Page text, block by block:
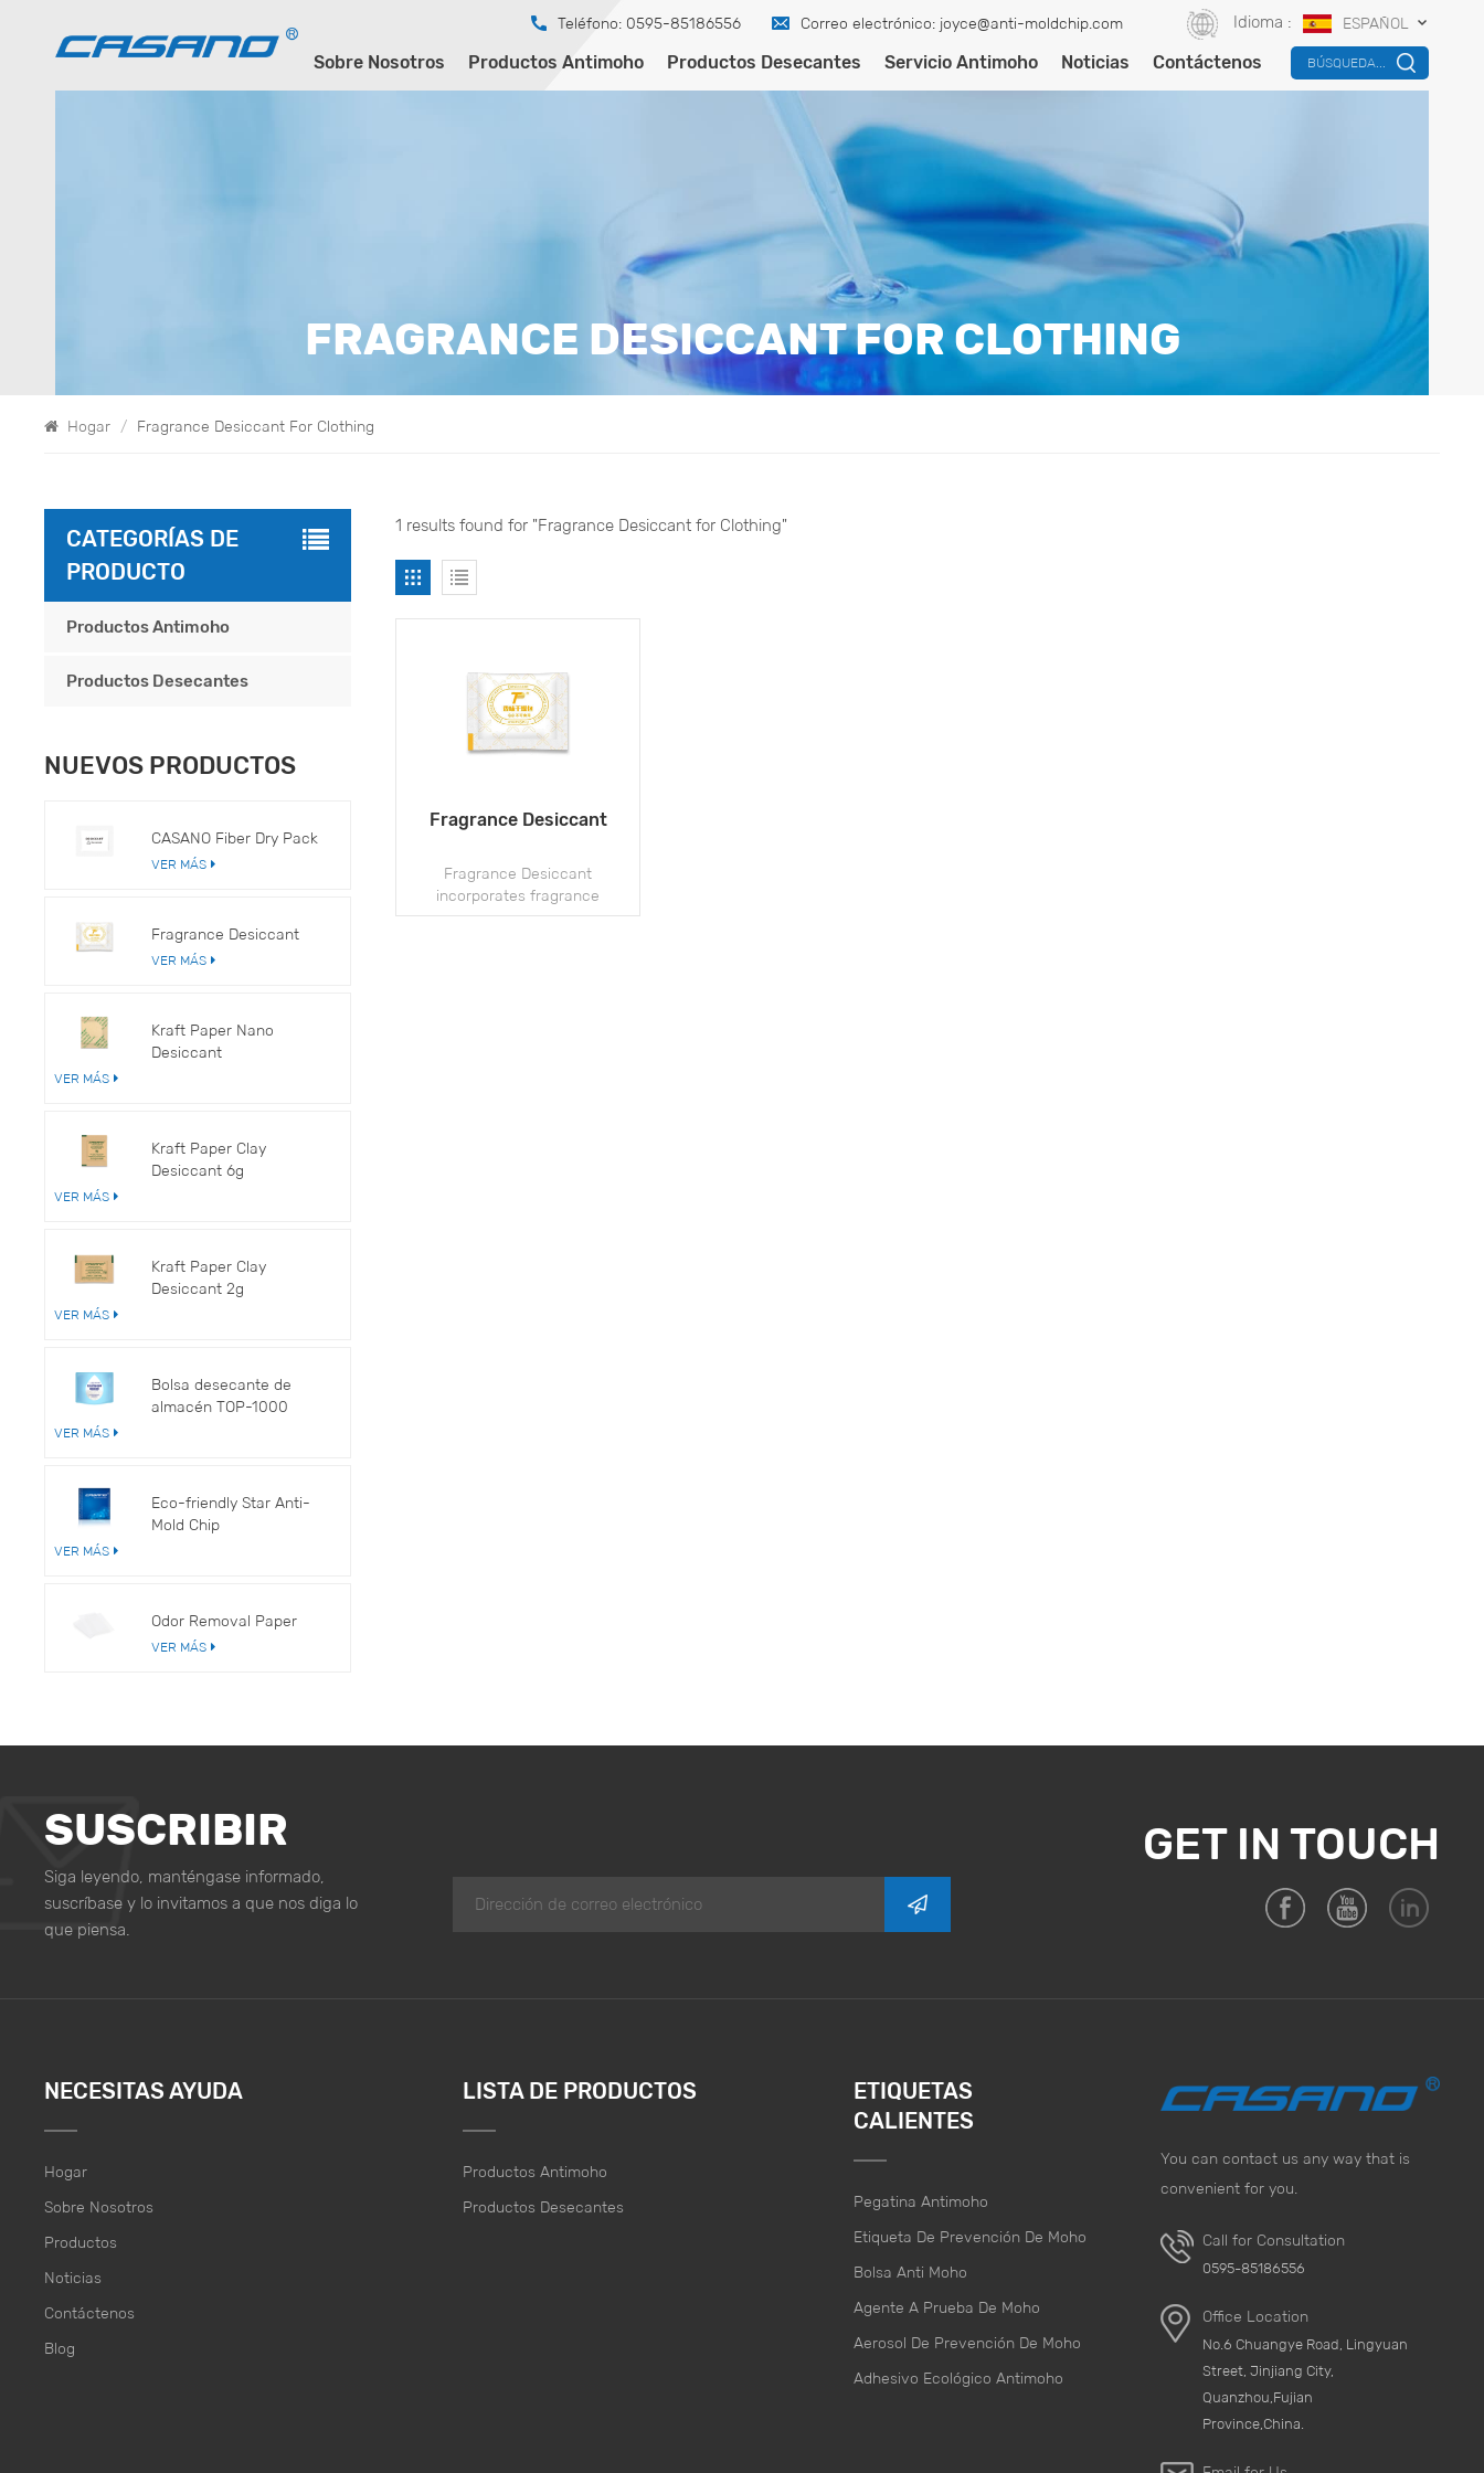
Teléfono: 0595-85186556 Correo electrónico: joyce@anti-moldchip.com Idioma : ESPAÑOL
Sobre Nosotros Productos Antimoho Productos Desecantes Servicio Antimoho Noticias Contáctenos BÚSQUEDA...
FRAGRANCE DESICCANT FOR CLOTHING
Hogar / Fragrance Desiccant For Clothing
1 results found for "Fragrance Desiccant for Clothing"
Fragrance Desiccant
Fragrance Desiccant
incorporates fragrance
components into highly active
CATEGORÍAS DE
PRODUCTO
Productos Antimoho
Productos Desecantes
NUEVOS PRODUCTOS
CASANO Fiber Dry Pack
VER MÁS
Fragrance Desiccant
VER MÁS
Kraft Paper Nano
Desiccant
VER MÁS
Kraft Paper Clay
Desiccant 6g
VER MÁS
Kraft Paper Clay
Desiccant 2g
VER MÁS
Bolsa desecante de
almacén TOP-1000
VER MÁS
Eco-friendly Star Anti-
Mold Chip
VER MÁS
Odor Removal Paper
VER MÁS
SUSCRIBIR
Siga leyendo, manténgase informado,
suscríbase y lo invitamos a que nos diga lo
que piensa.
GET IN TOUCH
NECESITAS AYUDA
Hogar
Sobre Nosotros
Productos
Noticias
Contáctenos
Blog
LISTA DE PRODUCTOS
Productos Antimoho
Productos Desecantes
ETIQUETAS
CALIENTES
Pegatina Antimoho
Etiqueta De Prevención De Moho
Bolsa Anti Moho
Agente A Prueba De Moho
Aerosol De Prevención De Moho
Adhesivo Ecológico Antimoho
You can contact us any way that is
convenient for you.
Call for Consultation
0595-85186556
Office Location
No.6 Chuangye Road, Lingyuan
Street, Jinjiang City,
Quanzhou,Fujian
Province,China.